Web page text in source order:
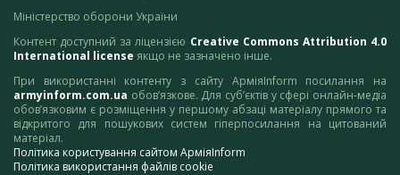
Міністерство оборони України
Контент доступний за ліцензією Creative Commons Attribution 4.0
International license якщо не зазначено інше.
При використанні контенту з сайту АрміяInform посилання на
armyinform.com.ua обов’язкове. Для суб’єктів у сфері онлайн-медіа
обов’язковим є розміщення у першому абзаці матеріалу прямого та
відкритого для пошукових систем гіперпосилання на цитований
матеріал.
Політика користування сайтом АрміяInform
Політика використання файлів cookie